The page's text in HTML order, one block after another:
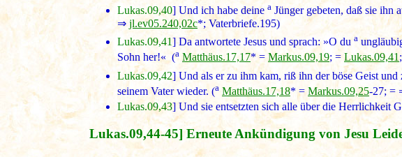
Lukas.09,40] Und ich habe deine a Jünger gebeten, daß sie ihn
⇒ jl.ev05.240,02c*; Vaterbriefe.195)
Lukas.09,41] Da antwortete Jesus und sprach: »O du a
Sohn her!« (a Matthäus.17,17* = Markus.09,19; = Lukas.09,41
Lukas.09,42] Und als er zu ihm kam, riß ihn der böse Geist und
seinem Vater wieder. (a Matthäus.17,18* = Markus.09,25-27; =
Lukas.09,43] Und sie entsetzten sich alle über die Herrlichkeit
Lukas.09,44-45] Erneute Ankündigung von Jesu